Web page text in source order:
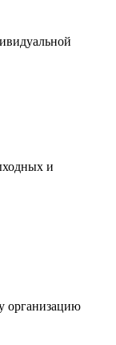
и
организацию